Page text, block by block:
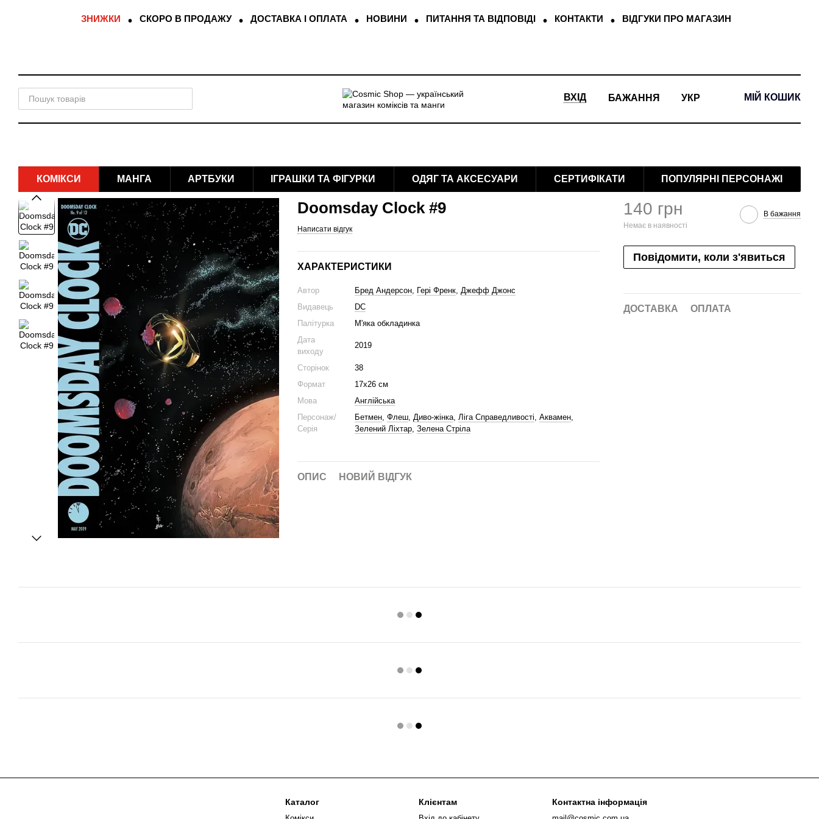
ЗНИЖКИ СКОРО В ПРОДАЖУ ДОСТАВКА І ОПЛАТА НОВИНИ ПИТАННЯ ТА ВІДПОВІДІ КОНТАКТИ ВІДГУКИ ПРО МАГАЗИН
ВХІД БАЖАННЯ УКР МІЙ КОШИК
КОМІКСИ МАНГА АРТБУКИ ІГРАШКИ ТА ФІГУРКИ ОДЯГ ТА АКСЕСУАРИ СЕРТИФІКАТИ ПОПУЛЯРНІ ПЕРСОНАЖІ
Doomsday Clock #9
Написати відгук
ХАРАКТЕРИСТИКИ
Автор Бред Андерсон, Гері Френк, Джефф Джонс
Видавець
DC
Палітурка
М'яка обкладинка
Дата
виходу
2019
Сторінок
38
Формат
17х26 см
Мова
Англійська
Персонаж/
Серія
Бетмен, Флеш, Диво-жінка, Ліга Справедливості, Аквамен,
Зелений Ліхтар, Зелена Стріла
ОПИС НОВИЙ ВІДГУК
140 грн
Немає в наявності
В бажання
Повідомити, коли з'явиться
ДОСТАВКА ОПЛАТА
Каталог Клієнтам Контактна інформація